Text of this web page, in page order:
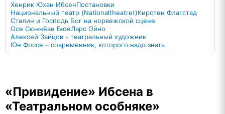
Хенрик Юхан ИбсенПостановки
Национальный театр (Nationaltheatret)Кирстен Флагстад
Сталин и Господь Бог на норвежской сцене
Осе Сюннёве БюеЛарс Ойно
Алексей Зайцов - театральный художник
Юн Фоссе – современник, которого надо знать
«Привидение» Ибсена в
«Театральном особняке»